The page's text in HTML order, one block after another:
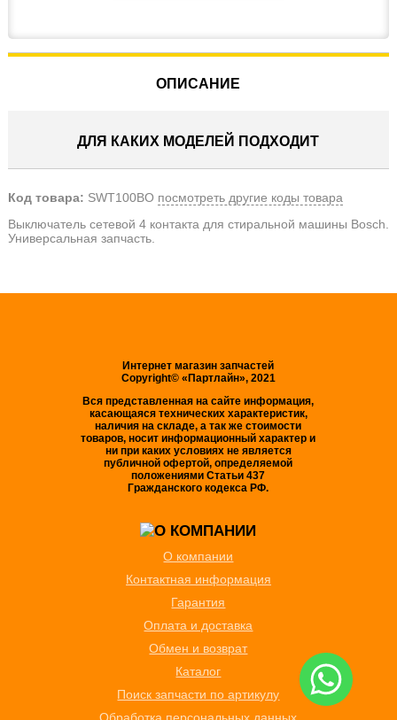
ОПИСАНИЕ
ДЛЯ КАКИХ МОДЕЛЕЙ ПОДХОДИТ
Код товара: SWT100BO посмотреть другие коды товара
Выключатель сетевой 4 контакта для стиральной машины Bosch.
Универсальная запчасть.
Интернет магазин запчастей
Copyright© «Партлайн», 2021
Вся представленная на сайте информация,
касающаяся технических характеристик,
наличия на складе, а так же стоимости
товаров, носит информационный характер и
ни при каких условиях не является
публичной офертой, определяемой
положениями Статьи 437
Гражданского кодекса РФ.
О компании
Контактная информация
Гарантия
Оплата и доставка
Обмен и возврат
Каталог
Поиск запчасти по артикулу